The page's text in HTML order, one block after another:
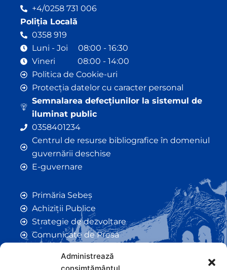
Administrează
+4/0258 731 006
Poliția Locală
0358 919
Luni - Joi 08:00 - 16:30
Vineri 08:00 - 14:00
Politica de Cookie-uri
Protecția datelor cu caracter personal
Semnalarea defecțiunilor la sistemul de
iluminat public
0358401234
Centrul de resurse bibliografice în domeniul
guvernării deschise
E-guvernare
Primăria Sebeș
Achiziții Publice
Strategie de dezvoltare
Comunicate de Presă
Anunțuri